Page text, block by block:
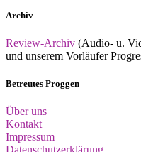
Archiv
Review-Archiv (Audio- u.
und unserem Vorläufer
Betreutes Proggen
Über uns
Kontakt
Impressum